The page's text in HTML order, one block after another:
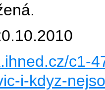
c1-
i-kdyz-